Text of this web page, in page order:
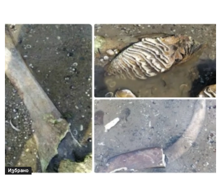
Избрано